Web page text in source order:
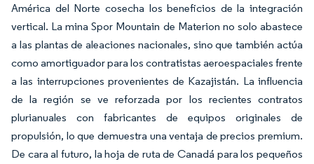
América del Norte cosecha los beneficios de la integración
vertical. La mina Spor Mountain de Materion no solo abastece
a las plantas de aleaciones nacionales, sino que también actúa
como amortiguador para los contratistas aeroespaciales frente
a las interrupciones provenientes de Kazajistán. La influencia
de la región se ve reforzada por los recientes contratos
plurianuales con fabricantes de equipos originales de
propulsión, lo que demuestra una ventaja de precios premium.
De cara al futuro, la hoja de ruta de Canadá para los pequeños